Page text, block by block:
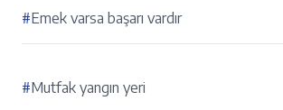
#Emek varsa başarı vardır
#Mutfak yangın yeri